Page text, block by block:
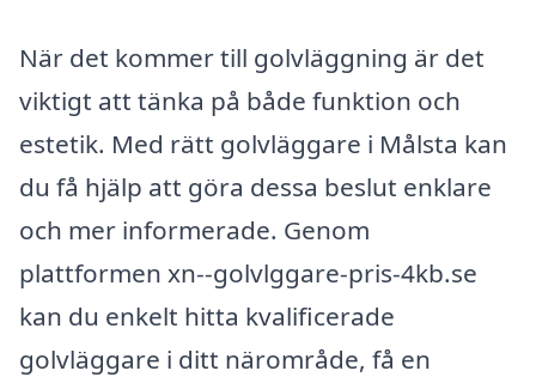
När det kommer till golvläggning är det
viktigt att tänka på både funktion och
estetik. Med rätt golvläggare i Målsta kan
du få hjälp att göra dessa beslut enklare
och mer informerade. Genom
plattformen xn--golvlggare-pris-4kb.se
kan du enkelt hitta kvalificerade
golvläggare i ditt närområde, få en